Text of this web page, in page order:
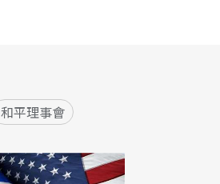
和平理事會